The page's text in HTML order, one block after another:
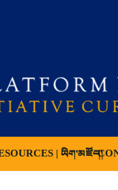
| ཡིག་མཛོད།